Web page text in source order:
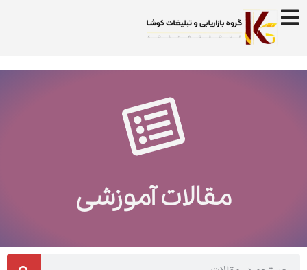
مقالات آموزشی